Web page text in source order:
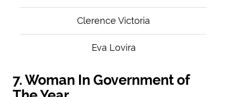
Clerence Victoria
Eva Lovira
7. Woman In Government of